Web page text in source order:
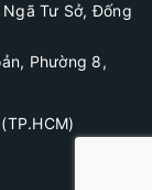
Tư Sở, Đống
Phường 8,